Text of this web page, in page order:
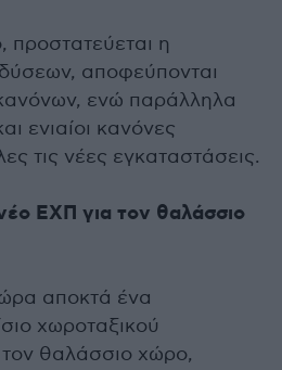
προστατεύεται η
αποφεύπονται
ενώ παράλληλα
ενιαίοι κανόνες
τις νέες εγκαταστάσεις.
ΕΧΠ για τον θαλάσσιο
αποκτά ένα
χωροταξικού
τον θαλάσσιο χώρο,